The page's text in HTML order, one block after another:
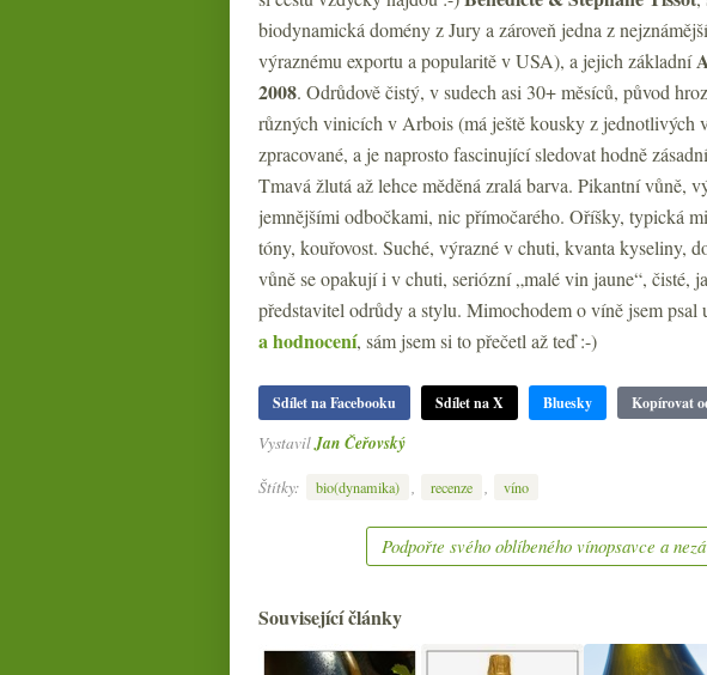
biodynamická domény z Jury a zároveň jedna z
výraznému exportu a popularitě v USA), a jejich základní
2008. Odrůdově čistý, v sudech asi 30+ měsíců, původ
různých vinicích v Arbois (má ještě kousky z jednotlivých
zpracované, a je naprosto fascinující sledovat hodně
Tmavá žlutá až lehce měděná zralá barva. Pikantní vůně,
jemnějšími odbočkami, nic přímočarého. Oříšky, typická
tóny, kouřovost. Suché, výrazné v chuti, kvanta kyseliny,
vůně se opakují i v chuti, seriózní „malé vin jaune“, čisté,
představitel odrůdy a stylu. Mimochodem o víně jsem psal
a hodnocení, sám jsem si to přečetl až teď :-)
Sdílet na Facebooku Sdílet na X Bluesky Kopírovat
VystavilJan Čeřovský
Štítky:
bio(dynamika) recenze víno
Podpořte svého oblíbeného vínopsavce a
Související články